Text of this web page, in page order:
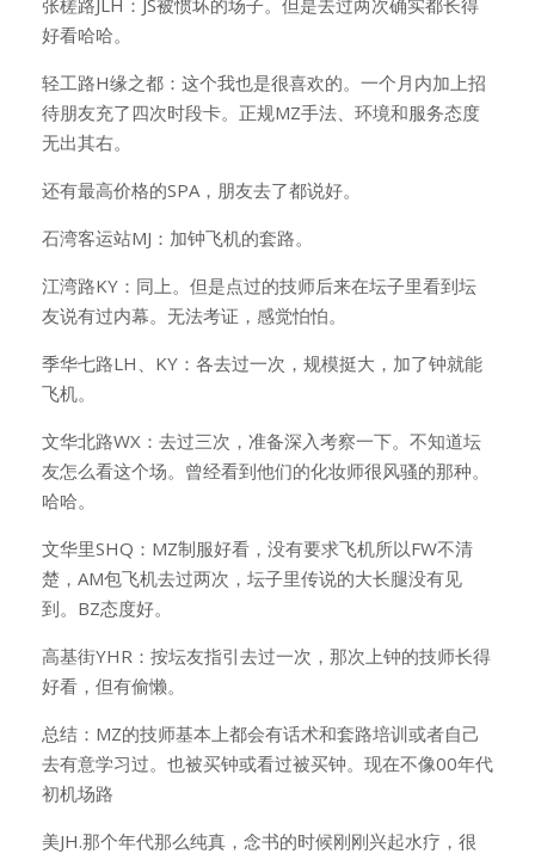
张槎路JLH：JS被惯坏的场子。但是去过两次确实都长得
好看哈哈。
轻工路H缘之都：这个我也是很喜欢的。一个月内加上招
待朋友充了四次时段卡。正规MZ手法、环境和服务态度
无出其右。
还有最高价格的SPA，朋友去了都说好。
石湾客运站MJ：加钟飞机的套路。
江湾路KY：同上。但是点过的技师后来在坛子里看到坛
友说有过内幕。无法考证，感觉怕怕。
季华七路LH、KY：各去过一次，规模挺大，加了钟就能
飞机。
文华北路WX：去过三次，准备深入考察一下。不知道坛
友怎么看这个场。曾经看到他们的化妆师很风骚的那种。
哈哈。
文华里SHQ：MZ制服好看，没有要求飞机所以FW不清
楚，AM包飞机去过两次，坛子里传说的大长腿没有见
到。BZ态度好。
高基街YHR：按坛友指引去过一次，那次上钟的技师长得
好看，但有偷懒。
总结：MZ的技师基本上都会有话术和套路培训或者自己
去有意学习过。也被买钟或看过被买钟。现在不像00年代
初机场路
美JH.那个年代那么纯真，念书的时候刚刚兴起水疗，很